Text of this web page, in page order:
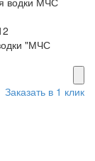
"МЧС
Заказать в 1 клик